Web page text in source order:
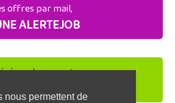
nous permettent de
offres par mail,
ALERTEJOB
par les recruteurs,
VOTRE CV